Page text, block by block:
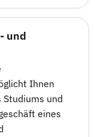
und
Ihnen
Studiums und
eines